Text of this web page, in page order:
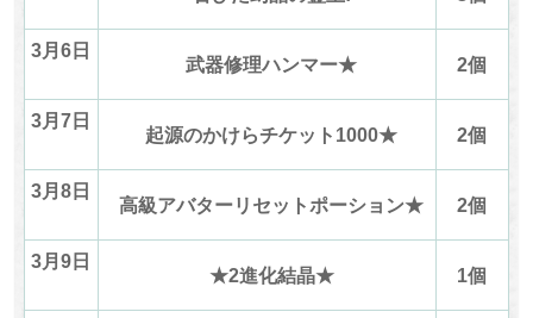
3月6日
武器修理ハンマー★ 2個
3月7日
起源のかけらチケット1000★ 2個
3月8日
高級アバターリセットポーション★ 2個
3月9日
★2進化結晶★ 1個